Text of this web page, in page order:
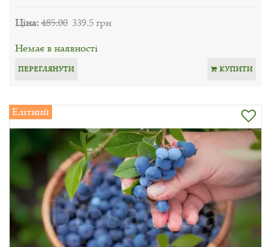
Ціна:485.00 339.5 грн
Немає в наявності
ПЕРЕГЛЯНУТИ КУПИТИ
Елітний